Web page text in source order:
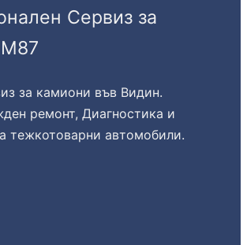
Сервиз за
за камиони във Видин.
ремонт, Диагностика и
тежкотоварни автомобили.